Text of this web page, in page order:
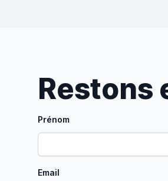
Restons
Prénom
Email